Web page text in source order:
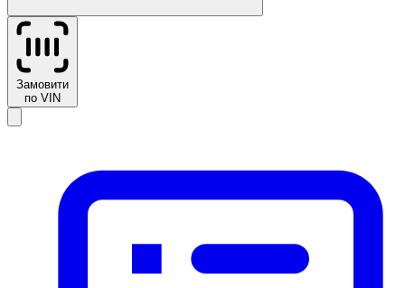
Замовити
по VIN